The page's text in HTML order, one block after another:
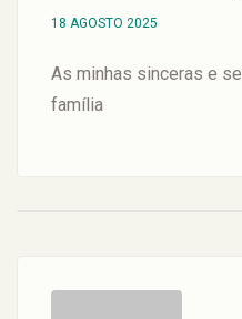
18 AGOSTO 2025
As minhas sinceras e
família